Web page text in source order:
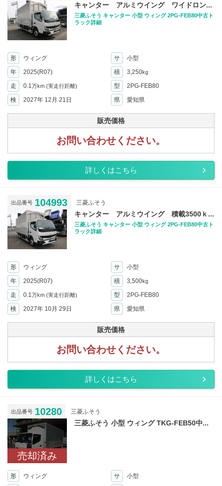
キャンター アルミウイング ワイドロン...
三菱ふそう キャンター 小型 ウィング 2PG-FEB80中古ト
ラック詳細
形 ウィング サ
小型
年
2025(R07) 積 3,250kg
走 0.1万km (実走行距離) 型
2PG-FEB80
検
2027年 12月 21日 県 愛知県
販売価格
お問い合わせください。
詳しくはこちら
出品番号 104993 三菱ふそう
キャンター アルミウイング 積載3500ｋ...
三菱ふそう キャンター 小型 ウィング 2PG-FEB80中古ト
ラック詳細
形 ウィング サ
小型
年
2025(R07) 積 3,500kg
走 0.1万km (実走行距離) 型
2PG-FEB80
検
2027年 10月 29日 県 愛知県
販売価格
お問い合わせください。
詳しくはこちら
出品番号 10280 三菱ふそう
売却済み
三菱ふそう 小型 ウィング TKG-FEB50中...
形 ウィング サ
小型